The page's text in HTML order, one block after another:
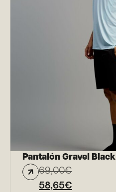
Pantalón Gravel Black
69,00€
58,65€